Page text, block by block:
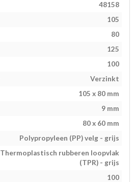
48158
105
80
125
100
Verzinkt
105 x 80 mm
9 mm
80 x 60 mm
Polypropyleen (PP) velg - grijs
Thermoplastisch rubberen loopvlak
(TPR) - grijs
100